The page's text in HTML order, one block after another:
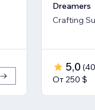
Dreamers
Crafting
5,0 (40
От 250 $